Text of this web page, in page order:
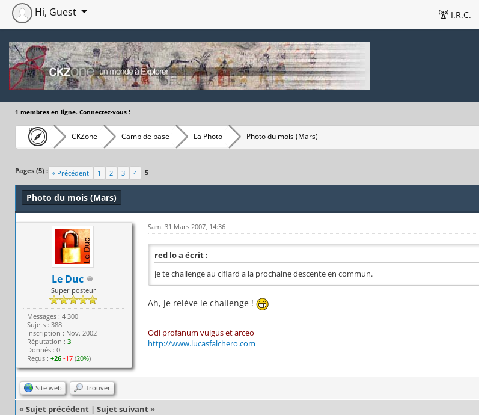
I.R.C.
Hi, Guest
1 membres en ligne. Connectez-vous !
CKZone Camp de base La Photo Photo du mois (Mars)
Pages (5) : « Précédent 1 2 3 4 5
Moyenne : 0 (0 vote(s))
1
2
3
4
5
Photo du mois (Mars)
Le Duc
Super posteur
Messages : 4 300
Sujets : 388
Inscription : Nov. 2002
Réputation : 3
Donnés : 0
Reçus : +26 -17(20%)
Sam. 31 Mars 2007, 14:36
red lo a écrit :
je te challenge au ciflard a la prochaine descente en commun.
Ah, je relève le challenge !
Odi profanum vulgus et arceo
http://www.lucasfalchero.com
Site web Trouver
« Sujet précédent | Sujet suivant »